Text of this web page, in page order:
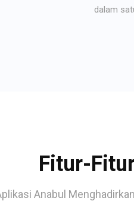
dalam
Fitur-
Anabul